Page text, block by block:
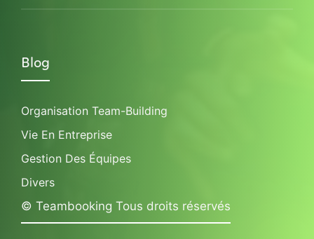
Blog
Organisation Team-Building
Vie En Entreprise
Gestion Des Équipes
Divers
© Teambooking Tous droits réservés